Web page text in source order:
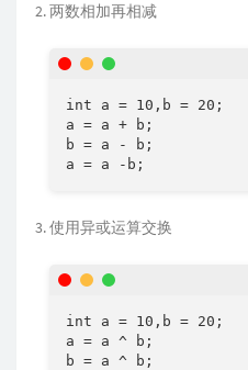
两数相加再相减
int a = 10,b = 20;
a = a + b;
b = a - b;
a = a -b;
使用异或运算交换
int a = 10,b = 20;
a = a ^ b;
b = a ^ b;